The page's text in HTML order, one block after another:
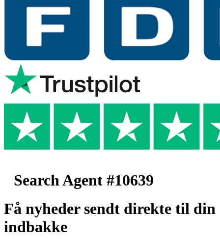
Search Agent #10639
Få nyheder sendt direkte til din
indbakke